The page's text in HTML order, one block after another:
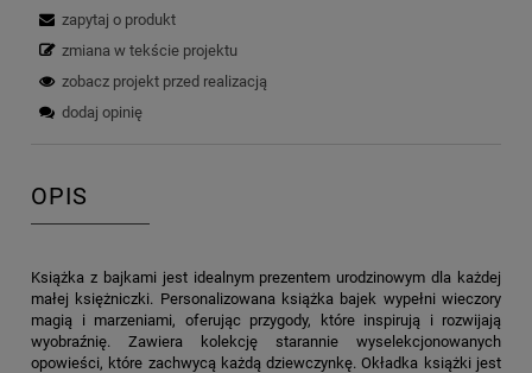
zapytaj o produkt
zmiana w tekście projektu
zobacz projekt przed realizacją
dodaj opinię
OPIS
Książka z bajkami jest idealnym prezentem urodzinowym dla każdej
małej księżniczki. Personalizowana książka bajek wypełni wieczory
magią i marzeniami, oferując przygody, które inspirują i rozwijają
wyobraźnię. Zawiera kolekcję starannie wyselekcjonowanych
opowieści, które zachwycą każdą dziewczynkę. Okładka książki jest